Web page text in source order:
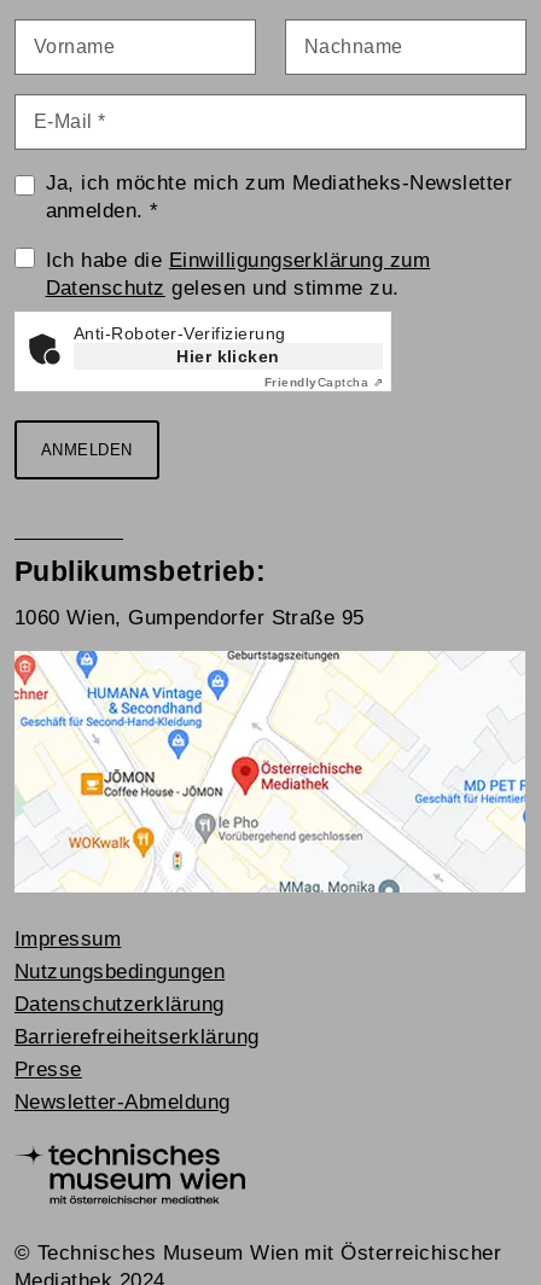
Ja, ich möchte mich zum Mediatheks-Newsletter
anmelden.*
Einwilligungserklärung
Ich habe die Einwilligungserklärung zum
Datenschutz gelesen und stimme zu.
Anti-Roboter-Verifizierung
Hier klicken
FriendlyCaptcha ⇗
ANMELDEN
Publikumsbetrieb:
1060 Wien, Gumpendorfer Straße 95
Impressum
Nutzungsbedingungen
Datenschutzerklärung
Barrierefreiheitserklärung
Presse
Newsletter-Abmeldung
© Technisches Museum Wien mit Österreichischer